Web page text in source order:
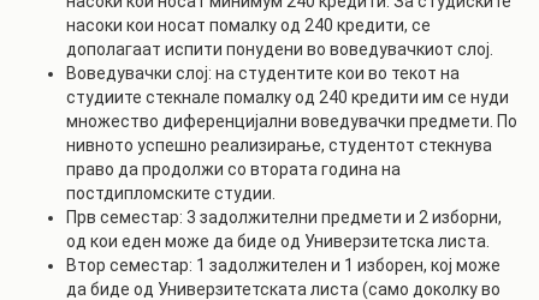
насоки кои носат помалку од 240 кредити, се
дополагаат испити понудени во воведувачкиот слој.
Воведувачки слој: на студентите кои во текот на
студиите стекнале помалку од 240 кредити им се нуди
множество диференцијални воведувачки предмети. По
нивното успешно реализирање, студентот стекнува
право да продолжи со втората година на
постдипломските студии.
Прв семестар: 3 задолжителни предмети и 2 изборни,
од кои еден може да биде од Универзитетска листа.
Втор семестар: 1 задолжителен и 1 изборен, кој може
да биде од Универзитетската листа (само доколку во